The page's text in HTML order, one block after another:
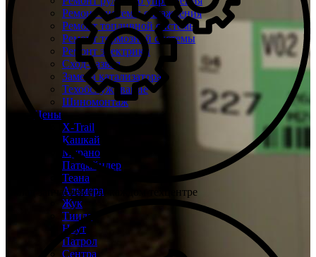
Ремонт системы охлаждения
Ремонт топливной системы
Ремонт тормозной системы
Ремонт электрики
Сход-развал
Замена катализатора
Техобслуживание
Шиномонтаж
Цены
X-Trail
Кашкай
Мурано
Патфайндер
Теана
Альмера
Жук
Тиида
Ноут
Патрол
Сентра
Склад запчастей при каждом техцентре